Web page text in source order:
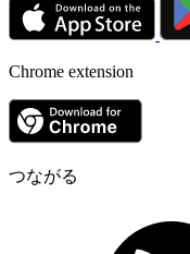
Chrome extension
つながる